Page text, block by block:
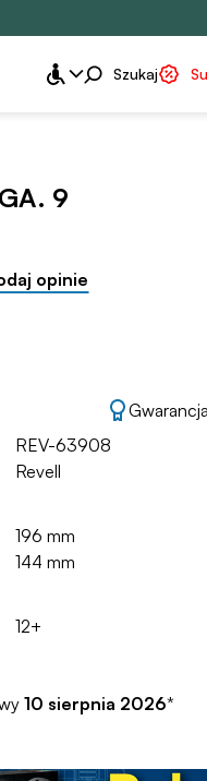
Szukaj
9
opinie
REV-63908
Revell
196 mm
144 mm
12+
10 sierpnia 2026*